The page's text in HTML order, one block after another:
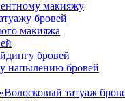
макияжу
бровей
макияжа
бровей
напылению бровей
татуаж